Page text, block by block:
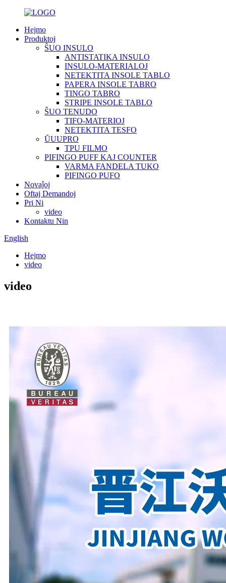
Hejmo
Produktoj
ŜUO INSULO
ANTISTATIKA INSULO
INSULO-MATERIALOJ
NETEKTITA INSOLE TABLO
PAPERA INSOLE TABRO
TINGO TABRO
STRIPE INSOLE TABLO
ŜUO TENUDO
TIFO-MATERIOJ
NETEKTITA TESFO
ŬUUPRO
TPU FILMO
PIFINGO PUFF KAJ COUNTER
VARMA FANDELA TUKO
PIFINGO PUFO
Novaĵoj
Oftaj Demandoj
Pri Ni
video
Kontaktu Nin
English
Hejmo
video
video